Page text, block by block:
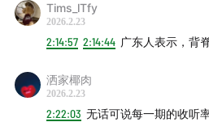
Tims_lTfy
2026.2.23
2:14:57 2:14:44 广东人表示，背
洒家椰肉
2026.2.23
2:22:03 无话可说每一期的收听